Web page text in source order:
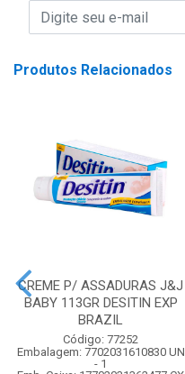
Produtos Relacionados
CREME P/ ASSADURAS J&J
BABY 113GR DESITIN EXP
BRAZIL
Código: 77252
Embalagem: 7702031610830 UN
- 1